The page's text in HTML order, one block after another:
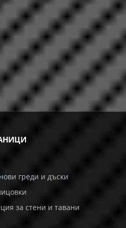
греди и дъски
за стени и тавани